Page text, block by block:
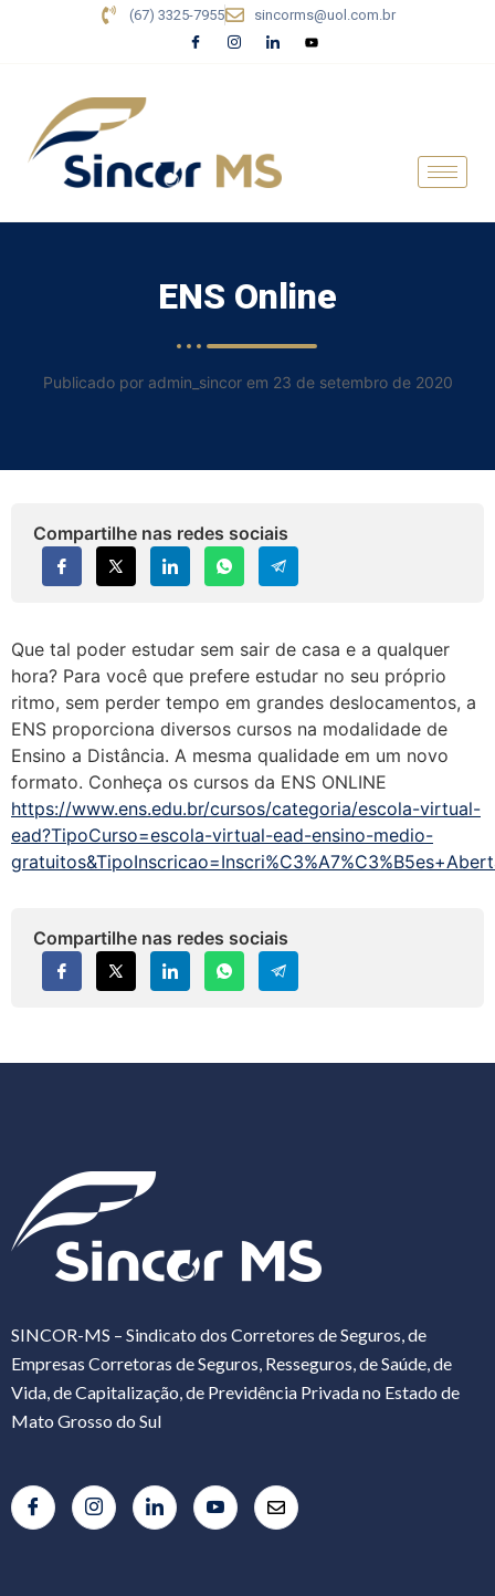
(67) 3325-7955 sincorms@uol.com.br
ENS Online
Publicado por admin_sincor em 23 de setembro de 2020
Compartilhe nas redes sociais
Que tal poder estudar sem sair de casa e a qualquer
hora? Para você que prefere estudar no seu próprio
ritmo, sem perder tempo em grandes deslocamentos, a
ENS proporciona diversos cursos na modalidade de
Ensino a Distância. A mesma qualidade em um novo
formato. Conheça os cursos da ENS ONLINE
https://www.ens.edu.br/cursos/categoria/escola-virtual-
ead?TipoCurso=escola-virtual-ead-ensino-medio-
Compartilhe nas redes sociais
SINCOR-MS – Sindicato dos Corretores de Seguros, de
Empresas Corretoras de Seguros, Resseguros, de Saúde, de
Vida, de Capitalização, de Previdência Privada no Estado de
Mato Grosso do Sul